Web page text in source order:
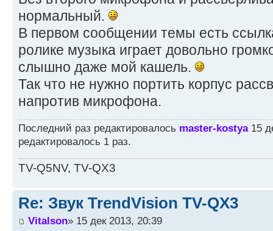
нормальный.
В первом сообщении темы есть
ролике музыка играет довольно
слышно даже мой кашель.
Так что не нужно портить корпус
напротив микрофона.
Последний раз редактировалось master-kostya15
редактировалось 1 раз.
TV-Q5NV, TV-QX3
Re: Звук TrendVision TV-QX3
Vitalson» 15 дек 2013, 20:39